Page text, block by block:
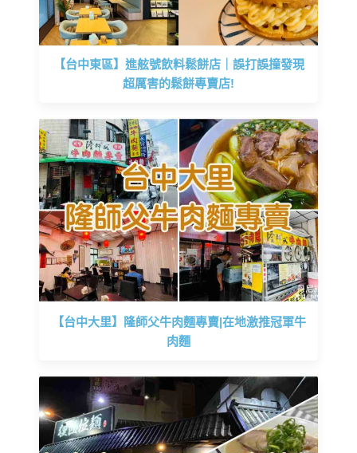
【台中東區】進舷號飲料鬆餅店｜誤打誤撞發現
超厲害的鬆餅專賣店!
【台中大里】隆師父牛肉麵專賣|在地激推冠軍牛
肉麵